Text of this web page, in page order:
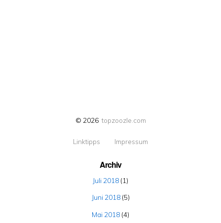
© 2026topzoozle.com
Linktipps Impressum
Archiv
Juli 2018 (1)
Juni 2018(5)
Mai 2018 (4)